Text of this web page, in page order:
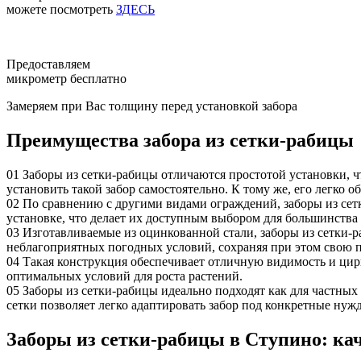
можете посмотреть ЗДЕСЬ
Предоставляем
микрометр бесплатно
Замеряем при Вас толщину перед установкой забора
Преимущества забора из сетки-рабицы
01 Заборы из сетки-рабицы отличаются простотой
установить такой забор самостоятельно. К тому же, его легко
02 По сравнению с другими видами ограждений, заборы из
установке, что делает их доступным выбором для большинства
03 Изготавливаемые из оцинкованной стали, заборы из
неблагоприятных погодных условий, сохраняя при этом
04 Такая конструкция обеспечивает отличную видимость и
оптимальных условий для роста растений.
05 Заборы из сетки-рабицы идеально подходят как для
сетки позволяет легко адаптировать забор под конкретные
Заборы из сетки-рабицы в Ступино: